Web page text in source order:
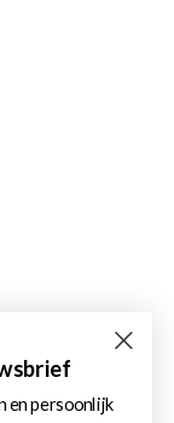
en persoonlijk